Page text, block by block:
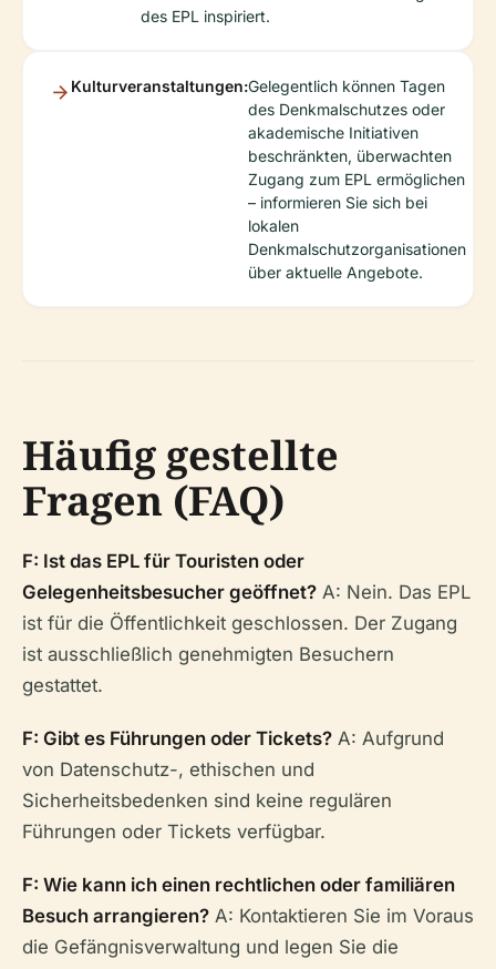
des EPL inspiriert.
Kulturveranstaltungen:Gelegentlich können Tagen
des Denkmalschutzes oder
akademische Initiativen
beschränkten, überwachten
Zugang zum EPL ermöglichen
– informieren Sie sich bei
lokalen
Denkmalschutzorganisationen
über aktuelle Angebote.
Häufig gestellte
Fragen (FAQ)
F: Ist das EPL für Touristen oder
Gelegenheitsbesucher geöffnet? A: Nein. Das EPL
ist für die Öffentlichkeit geschlossen. Der Zugang
ist ausschließlich genehmigten Besuchern
gestattet.
F: Gibt es Führungen oder Tickets? A: Aufgrund
von Datenschutz-, ethischen und
Sicherheitsbedenken sind keine regulären
Führungen oder Tickets verfügbar.
F: Wie kann ich einen rechtlichen oder familiären
Besuch arrangieren? A: Kontaktieren Sie im Voraus
die Gefängnisverwaltung und legen Sie die